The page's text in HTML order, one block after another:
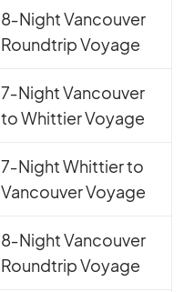
8‑Night Van­cou­ver
Round­trip Voyage
7‑Night Van­cou­ver
to Whit­tier Voyage
7‑Night Whit­tier to
Van­cou­ver Voyage
8‑Night Van­cou­ver
Round­trip Voyage